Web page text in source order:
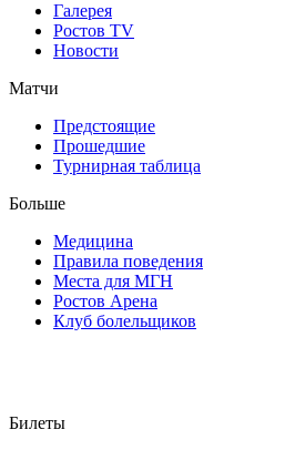
Галерея
Ростов TV
Новости
Матчи
Предстоящие
Прошедшие
Турнирная таблица
Больше
Медицина
Правила поведения
Места для МГН
Ростов Арена
Клуб болельщиков
Билеты